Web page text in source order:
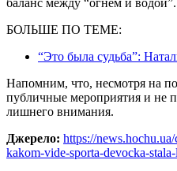
баланс между “огнем и водой”.
БОЛЬШЕ ПО ТЕМЕ:
“Это была судьба”:
Напомним, что, несмотря на
публичные мероприятия и не
лишнего внимания.
Джерело: https://
kakom-vide-sporta-devocka-